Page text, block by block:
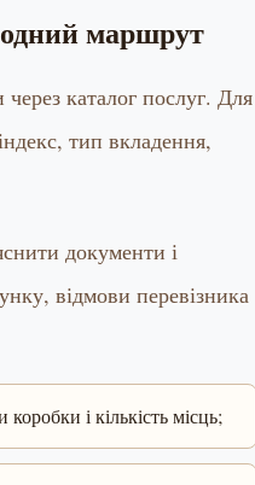
маршрут
каталог послуг. Для
тип вкладення,
документи і
відмови перевізника
і кількість місць;